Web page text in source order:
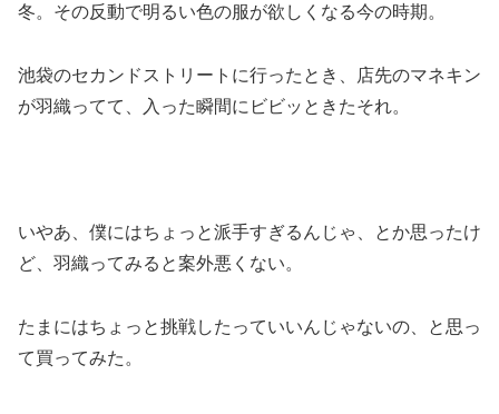
冬。その反動で明るい色の服が欲しくなる今の時期。
池袋のセカンドストリートに行ったとき、店先のマネキン
が羽織ってて、入った瞬間にビビッときたそれ。
いやあ、僕にはちょっと派手すぎるんじゃ、とか思ったけ
ど、羽織ってみると案外悪くない。
たまにはちょっと挑戦したっていいんじゃないの、と思っ
て買ってみた。